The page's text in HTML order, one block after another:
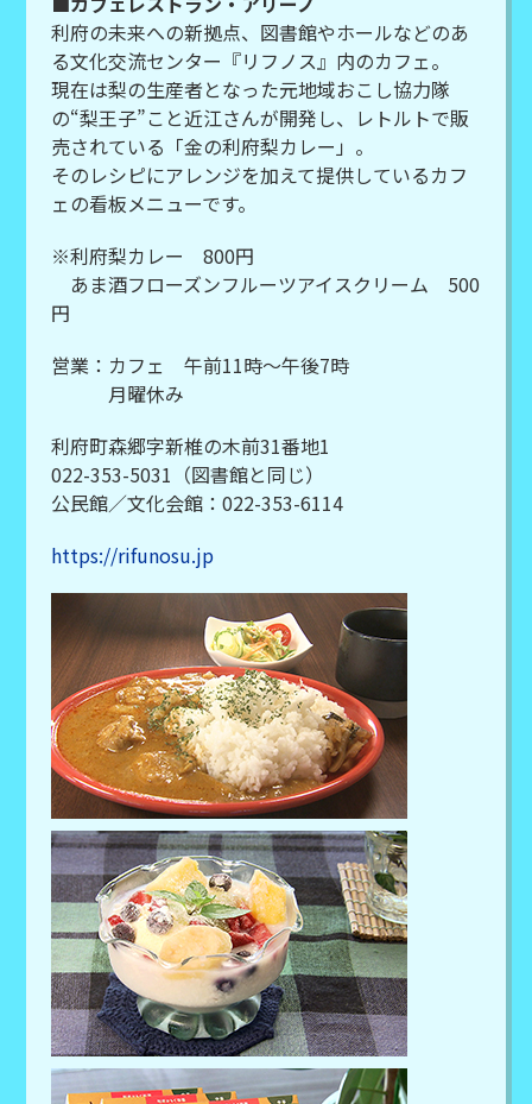
利府の未来への新拠点、図書館やホールなどのあ
る文化交流センター『リフノス』内のカフェ。
現在は梨の生産者となった元地域おこし協力隊
の“梨王子”こと近江さんが開発し、レトルトで販
売されている「金の利府梨カレー」。
そのレシピにアレンジを加えて提供しているカフ
ェの看板メニューです。
※利府梨カレー 800円
あま酒フローズンフルーツアイスクリーム 500
円
営業：カフェ 午前11時～午後7時
月曜休み
利府町森郷字新椎の木前31番地1
022-353-5031（図書館と同じ）
公民館／文化会館：022-353-6114
https://rifunosu.jp